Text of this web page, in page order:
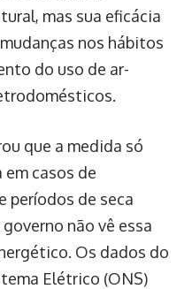
mas sua eficácia
nos hábitos
do uso de ar-
que a medida só
casos de
períodos de seca
não vê essa
Os dados do
Elétrico (ONS)